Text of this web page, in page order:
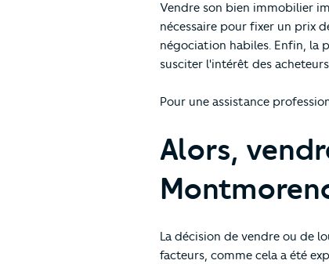
Vendre son bien immobilier
nécessaire pour fixer un prix
négociation habiles. Enfin, la
susciter l'intérêt des
Pour une assistance
Alors,
La décision de vendre ou de
facteurs, comme cela a été